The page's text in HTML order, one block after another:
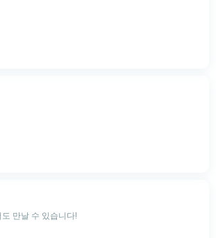
만날 수 있습니다!